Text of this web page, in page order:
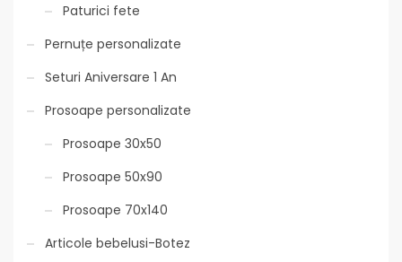
Paturici fete
Pernuțe personalizate
Seturi Aniversare 1 An
Prosoape personalizate
Prosoape 30x50
Prosoape 50x90
Prosoape 70x140
Articole bebelusi-Botez